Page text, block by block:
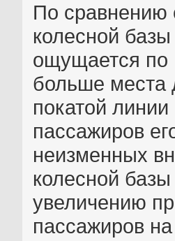
По сравнению
колесной
ощущается по
больше места
покатой
пассажиров
неизменных
колесной
увеличению
пассажиров